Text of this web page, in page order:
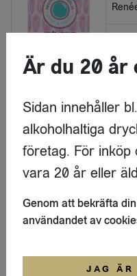
Är du 20 år
Sidan innehåller
alkoholhaltiga
företag. För inköp
vara 20 år eller
Genom att bekräfta
användandet av
JAG